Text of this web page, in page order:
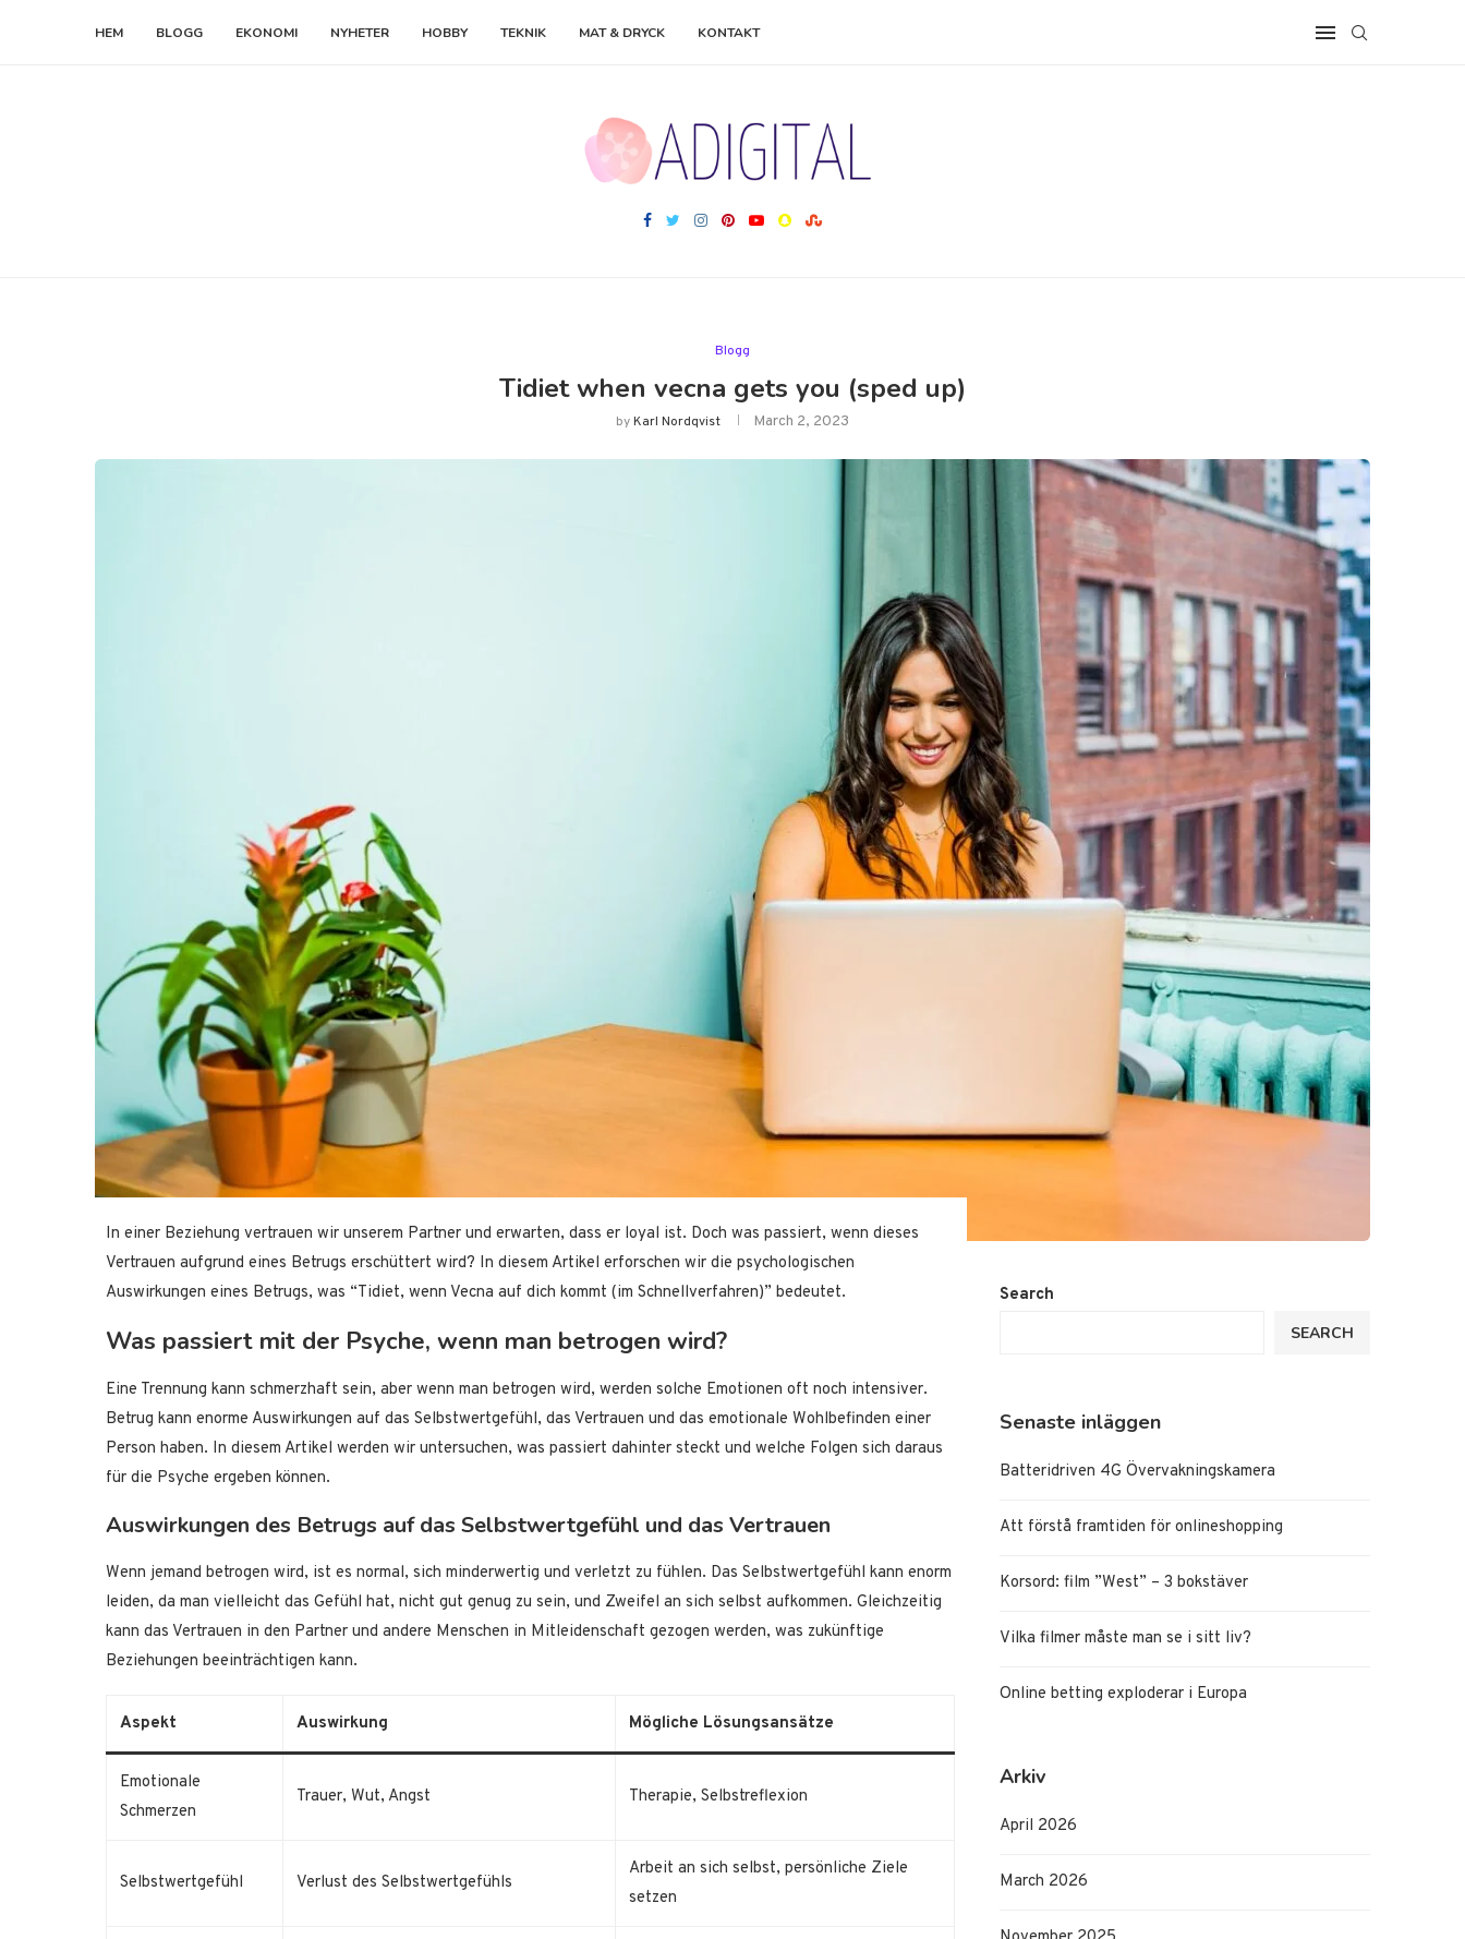
HEM BLOGG EKONOMI NYHETER HOBBY TEKNIK MAT & DRYCK KONTAKT
Blogg
Tidiet when vecna gets you (sped up)
byKarl Nordqvist March 2, 2023
In einer Beziehung vertrauen wir unserem Partner und erwarten, dass er loyal ist. Doch was passiert, wenn dieses
Vertrauen aufgrund eines Betrugs erschüttert wird? In diesem Artikel erforschen wir die psychologischen
Auswirkungen eines Betrugs, was “Tidiet, wenn Vecna auf dich kommt (im Schnellverfahren)” bedeutet.
Was passiert mit der Psyche, wenn man betrogen wird?
Eine Trennung kann schmerzhaft sein, aber wenn man betrogen wird, werden solche Emotionen oft noch intensiver.
Betrug kann enorme Auswirkungen auf das Selbstwertgefühl, das Vertrauen und das emotionale Wohlbefinden einer
Person haben. In diesem Artikel werden wir untersuchen, was passiert dahinter steckt und welche Folgen sich daraus
für die Psyche ergeben können.
Auswirkungen des Betrugs auf das Selbstwertgefühl und das Vertrauen
Wenn jemand betrogen wird, ist es normal, sich minderwertig und verletzt zu fühlen. Das Selbstwertgefühl kann enorm
leiden, da man vielleicht das Gefühl hat, nicht gut genug zu sein, und Zweifel an sich selbst aufkommen. Gleichzeitig
kann das Vertrauen in den Partner und andere Menschen in Mitleidenschaft gezogen werden, was zukünftige
Beziehungen beeinträchtigen kann.
Aspekt Auswirkung Mögliche Lösungsansätze
Emotionale
Schmerzen
Trauer, Wut, Angst Therapie, Selbstreflexion
Selbstwertgefühl Verlust des Selbstwertgefühls
Arbeit an sich selbst, persönliche Ziele
setzen
Search
SEARCH
Senaste inläggen
Batteridriven 4G Övervakningskamera
Att förstå framtiden för onlineshopping
Korsord: film ”West” – 3 bokstäver
Vilka filmer måste man se i sitt liv?
Online betting exploderar i Europa
Arkiv
April 2026
March 2026